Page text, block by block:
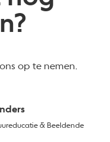
op te nemen.
& Beeldende